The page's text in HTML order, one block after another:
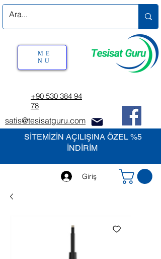
SİTEMİZİN AÇILIŞINA ÖZEL %5
İNDİRİM
+90 530 384 94
78
satis@tesisatguru.com
Giriş
ME
NU